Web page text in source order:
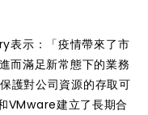
示：「疫情帶來了市
而滿足新常態下的業務
護對公司資源的存取可
VMware建立了長期合